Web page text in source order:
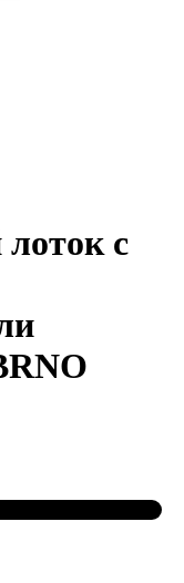
с